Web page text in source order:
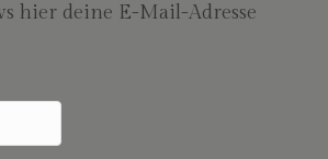
hier deine E-Mail-Adresse